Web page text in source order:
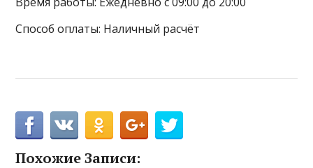
Способ оплаты: Наличный расчёт
Похожие Записи: